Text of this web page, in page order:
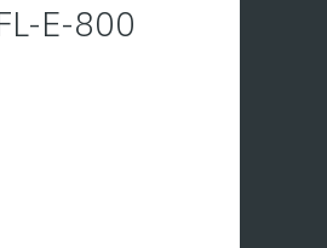
E-800